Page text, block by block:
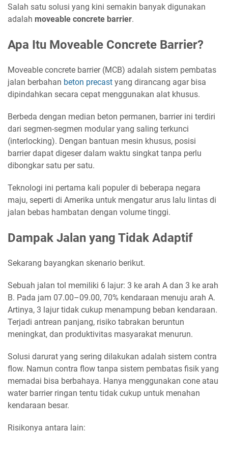
Salah satu solusi yang kini semakin banyak digunakan
adalah moveable concrete barrier.
Apa Itu Moveable Concrete Barrier?
Moveable concrete barrier (MCB) adalah sistem pembatas
jalan berbahan beton precast yang dirancang agar bisa
dipindahkan secara cepat menggunakan alat khusus.
Berbeda dengan median beton permanen, barrier ini terdiri
dari segmen-segmen modular yang saling terkunci
(interlocking). Dengan bantuan mesin khusus, posisi
barrier dapat digeser dalam waktu singkat tanpa perlu
dibongkar satu per satu.
Teknologi ini pertama kali populer di beberapa negara
maju, seperti di Amerika untuk mengatur arus lalu lintas di
jalan bebas hambatan dengan volume tinggi.
Dampak Jalan yang Tidak Adaptif
Sekarang bayangkan skenario berikut.
Sebuah jalan tol memiliki 6 lajur: 3 ke arah A dan 3 ke arah
B. Pada jam 07.00–09.00, 70% kendaraan menuju arah A.
Artinya, 3 lajur tidak cukup menampung beban kendaraan.
Terjadi antrean panjang, risiko tabrakan beruntun
meningkat, dan produktivitas masyarakat menurun.
Solusi darurat yang sering dilakukan adalah sistem contra
flow. Namun contra flow tanpa sistem pembatas fisik yang
memadai bisa berbahaya. Hanya menggunakan cone atau
water barrier ringan tentu tidak cukup untuk menahan
kendaraan besar.
Risikonya antara lain: